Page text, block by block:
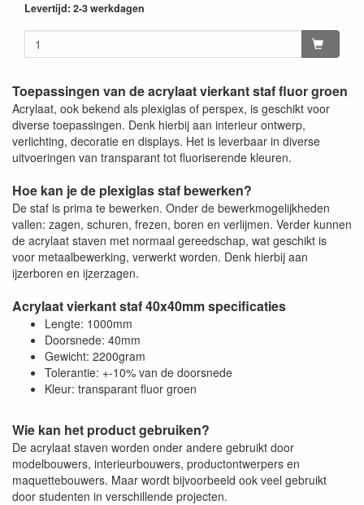
Levertijd: 2-3 werkdagen
Toepassingen van de acrylaat vierkant staf fluor groen
Acrylaat, ook bekend als plexiglas of perspex, is geschikt voor
diverse toepassingen. Denk hierbij aan interieur ontwerp,
verlichting, decoratie en displays. Het is leverbaar in diverse
uitvoeringen van transparant tot fluoriserende kleuren.
Hoe kan je de plexiglas staf bewerken?
De staf is prima te bewerken. Onder de bewerkmogelijkheden
vallen: zagen, schuren, frezen, boren en verlijmen. Verder kunnen
de acrylaat staven met normaal gereedschap, wat geschikt is
voor metaalbewerking, verwerkt worden. Denk hierbij aan
ijzerboren en ijzerzagen.
Acrylaat vierkant staf 40x40mm specificaties
Lengte: 1000mm
Doorsnede: 40mm
Gewicht: 2200gram
Tolerantie: +-10% van de doorsnede
Kleur: transparant fluor groen
Wie kan het product gebruiken?
De acrylaat staven worden onder andere gebruikt door
modelbouwers, interieurbouwers, productontwerpers en
maquettebouwers. Maar wordt bijvoorbeeld ook veel gebruikt
door studenten in verschillende projecten.